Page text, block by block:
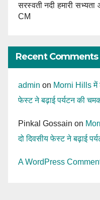
सरस्वती नदी हमारी
CM
Recent Comments
admin on Morni Hills में
फेस्ट ने बढ़ाई पर्यटन की
Pinkal Gossain on
दो दिवसीय फेस्ट ने बढ़ाई
A WordPress